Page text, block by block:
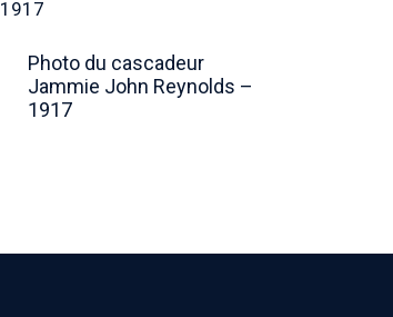
Photo du cascadeur
Jammie John Reynolds –
1917